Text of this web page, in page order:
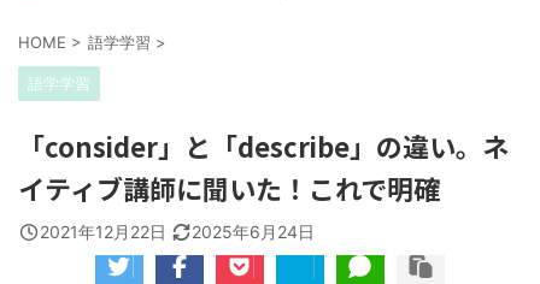
HOME > 語学学習 >
語学学習
「consider」と「describe」の違い。ネ
イティブ講師に聞いた！これで明確
2021年12月22日 2025年6月24日